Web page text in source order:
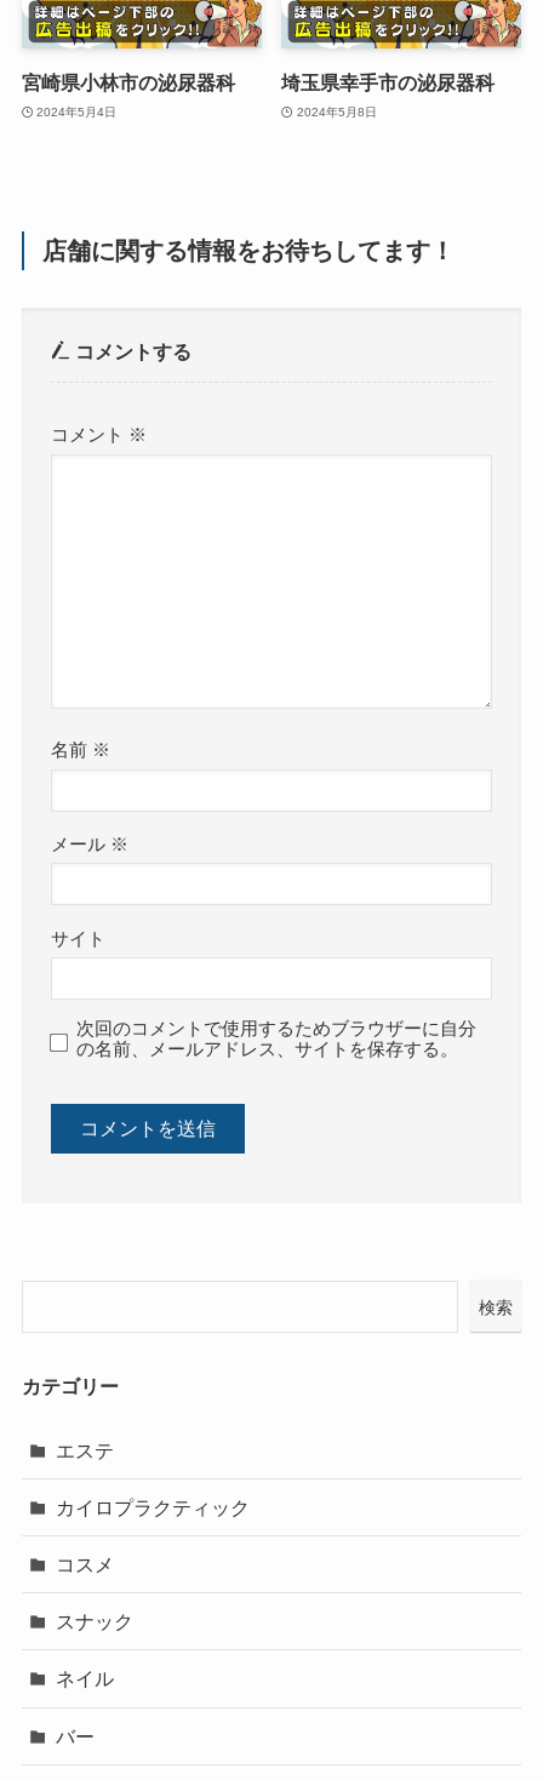
宮崎県小林市の泌尿器科
2024年5月4日
埼玉県幸手市の泌尿器科
2024年5月8日
店舗に関する情報をお待ちしてます！
コメントする
コメント ※
名前 ※
メール ※
サイト
次回のコメントで使用するためブラウザーに自分
の名前、メールアドレス、サイトを保存する。
検索
カテゴリー
エステ
カイロプラクティック
コスメ
スナック
ネイル
バー